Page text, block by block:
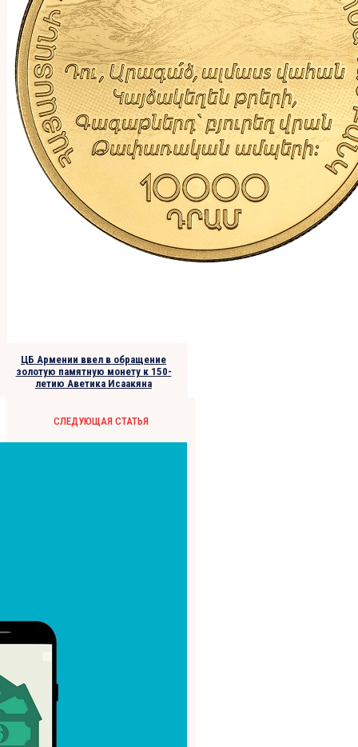
ЦБ Армении ввел в обращение
золотую памятную монету к 150-
летию Аветика Исаакяна
СЛЕДУЮЩАЯ СТАТЬЯ